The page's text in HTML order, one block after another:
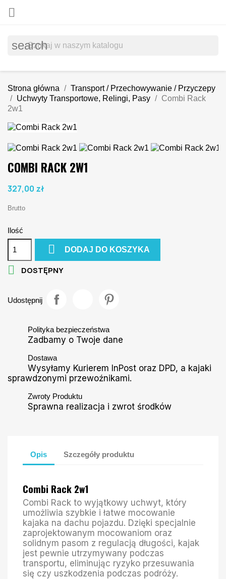

search
Strona główna
Transport / Przechowywanie / Przyczepy
Uchwyty Transportowe, Relingi, Pasy
Combi Rack
2w1
COMBI RACK 2W1
327,00 zł
Brutto
Ilość
 DODAJ DO KOSZYKA
 DOSTĘPNY
Udostępnij
Polityka bezpieczeństwa
Zadbamy o Twoje dane
Dostawa
Wysyłamy Kurierem InPost oraz DPD, a kajaki
sprawdzonymi przewoźnikami.
Zwroty Produktu
Sprawna realizacja i zwrot środków
Opis Szczegóły produktu
Combi Rack 2w1
Combi Rack to wyjątkowy uchwyt, który
umożliwia szybkie i łatwe mocowanie
kajaka na dachu pojazdu. Dzięki specjalnie
zaprojektowanym mocowaniom oraz
solidnym pasom z regulacją długości, kajak
jest pewnie utrzymywany podczas
transportu, eliminując ryzyko przesuwania
się czy uszkodzenia podczas podróży.